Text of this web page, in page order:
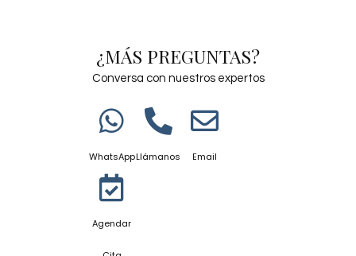
BRILLANTE?
¿SOLO LOS DIAMANTES CON
CERTIFICADO SON LEGÍTIMOS?
¿LA MOISSANITA ES UN DIAMANTE?
¿MÁS PREGUNTAS?
Conversa con nuestros expertos
WhatsAppLlámanos Email
Agendar